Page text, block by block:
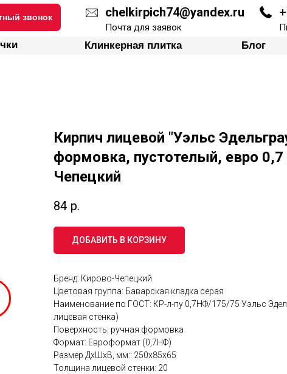
Почта для заявок
звонок chelkirpich74@yandex.ru
Клинкерная плитка Блог
Клинкерная плитка
Кирпич лицевой "Уэльс
формовка, пустотелый, евро
Чепецкий
84 р.
ДОБАВИТЬ В КОРЗИНУ
Бренд: Кирово-Чепецкий
Цветовая группа: Баварская кладка серая
Наименование по ГОСТ: КР-л-пу 0,7НФ/175/75 Уэльс
лицевая стенка)
Поверхность: ручная формовка
Формат: Евроформат (0,7НФ)
Размер ДхШхВ, мм:: 250х85х65
Толщина лицевой стенки: 20